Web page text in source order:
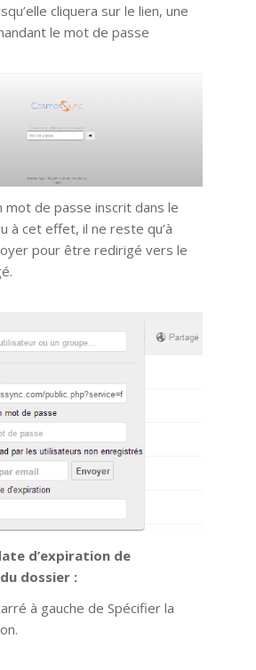
cliquera sur le lien, une
le mot de passe
mot de passe inscrit dans le
à cet effet, il ne reste qu’à
pour être redirigé vers le
d’expiration de
dossier :
à gauche de Spécifier la